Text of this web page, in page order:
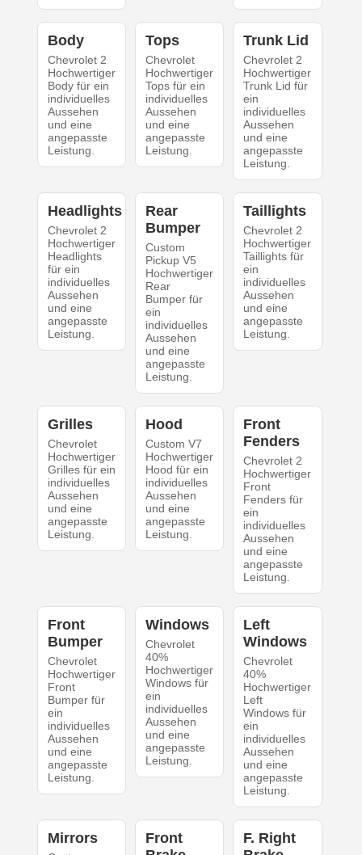
Body
Chevrolet 2
Hochwertiger
Body für ein
individuelles
Aussehen
und eine
angepasste
Leistung.
Tops
Chevrolet
Hochwertiger
Tops für ein
individuelles
Aussehen
und eine
angepasste
Leistung.
Trunk Lid
Chevrolet 2
Hochwertiger
Trunk Lid für
ein
individuelles
Aussehen
und eine
angepasste
Leistung.
Headlights
Chevrolet 2
Hochwertiger
Headlights
für ein
individuelles
Aussehen
und eine
angepasste
Leistung.
Rear
Bumper
Custom
Pickup V5
Hochwertiger
Rear
Bumper für
ein
individuelles
Aussehen
und eine
angepasste
Leistung.
Taillights
Chevrolet 2
Hochwertiger
Taillights für
ein
individuelles
Aussehen
und eine
angepasste
Leistung.
Grilles
Chevrolet
Hochwertiger
Grilles für ein
individuelles
Aussehen
und eine
angepasste
Leistung.
Hood
Custom V7
Hochwertiger
Hood für ein
individuelles
Aussehen
und eine
angepasste
Leistung.
Front
Fenders
Chevrolet 2
Hochwertiger
Front
Fenders für
ein
individuelles
Aussehen
und eine
angepasste
Leistung.
Front
Bumper
Chevrolet
Hochwertiger
Front
Bumper für
ein
individuelles
Aussehen
und eine
angepasste
Leistung.
Windows
Chevrolet
40%
Hochwertiger
Windows für
ein
individuelles
Aussehen
und eine
angepasste
Leistung.
Left
Windows
Chevrolet
40%
Hochwertiger
Left
Windows für
ein
individuelles
Aussehen
und eine
angepasste
Leistung.
Mirrors
Front
F. Right